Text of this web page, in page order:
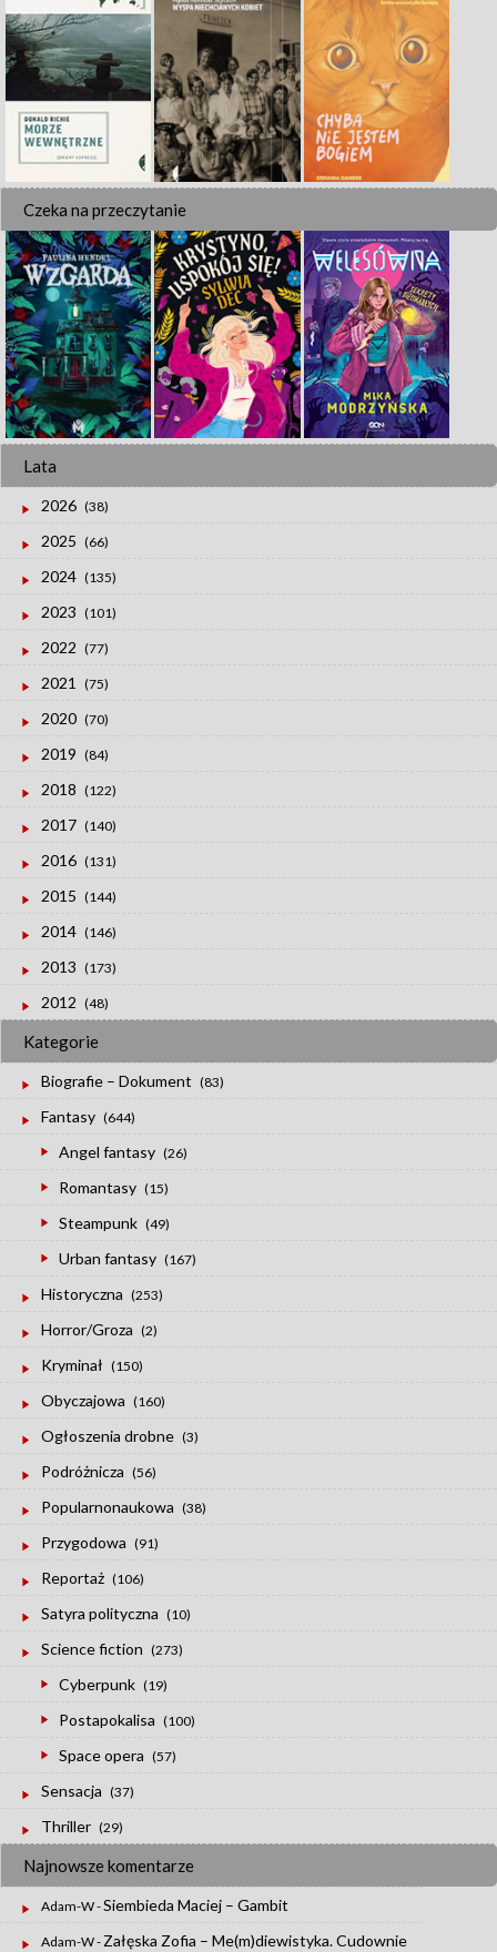
Czeka na przeczytanie
Lata
2026 (38)
2025 (66)
2024 (135)
2023 (101)
2022 (77)
2021 (75)
2020 (70)
2019 (84)
2018 (122)
2017 (140)
2016 (131)
2015 (144)
2014 (146)
2013 (173)
2012 (48)
Kategorie
Biografie – Dokument (83)
Fantasy (644)
Angel fantasy (26)
Romantasy (15)
Steampunk (49)
Urban fantasy (167)
Historyczna (253)
Horror/Groza (2)
Kryminał (150)
Obyczajowa (160)
Ogłoszenia drobne (3)
Podróżnicza (56)
Popularnonaukowa (38)
Przygodowa (91)
Reportaż (106)
Satyra polityczna (10)
Science fiction (273)
Cyberpunk (19)
Postapokalisa (100)
Space opera (57)
Sensacja (37)
Thriller (29)
Najnowsze komentarze
Adam-W-Siembieda Maciej – Gambit
Adam-W- Załęska Zofia – Me(m)diewistyka. Cudownie